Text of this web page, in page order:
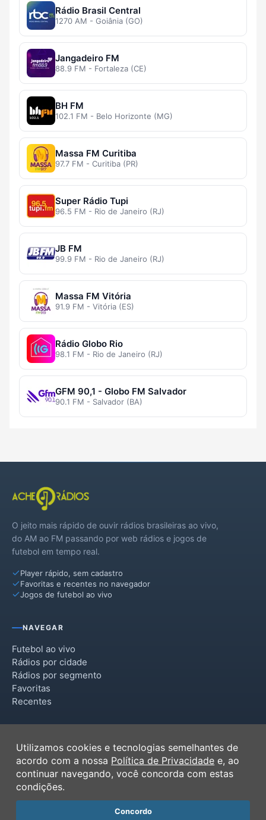
Rádio Brasil Central
1270 AM - Goiânia (GO)
Jangadeiro FM
88.9 FM - Fortaleza (CE)
BH FM
102.1 FM - Belo Horizonte (MG)
Massa FM Curitiba
97.7 FM - Curitiba (PR)
Super Rádio Tupi
96.5 FM - Rio de Janeiro (RJ)
JB FM
99.9 FM - Rio de Janeiro (RJ)
Massa FM Vitória
91.9 FM - Vitória (ES)
Rádio Globo Rio
98.1 FM - Rio de Janeiro (RJ)
GFM 90,1 - Globo FM Salvador
90.1 FM - Salvador (BA)
O jeito mais rápido de ouvir rádios brasileiras ao vivo,
do AM ao FM passando por web rádios e jogos de
futebol em tempo real.
Player rápido, sem cadastro
Favoritas e recentes no navegador
Jogos de futebol ao vivo
NAVEGAR
Futebol ao vivo
Rádios por cidade
Rádios por segmento
Favoritas
Recentes
Termos de Uso
Política de Privacidade
Ferramentas
Contato
Utilizamos cookies e tecnologias semelhantes de
acordo com a nossa Política de Privacidade e, ao
continuar navegando, você concorda com estas
condições.
Concordo